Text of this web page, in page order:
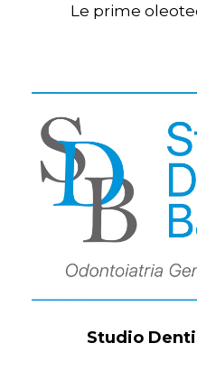
Le prime
Studio